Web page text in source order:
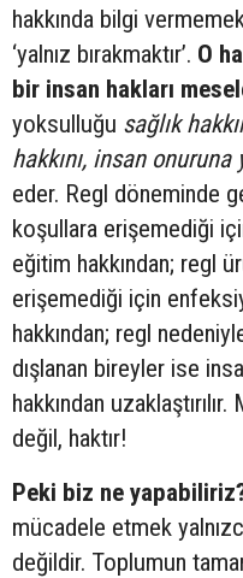
hakkında bilgi
‘yalnız bırakmaktır’. O
bir insan hakları
yoksulluğu sağlık
hakkını, insan onuruna
eder. Regl döneminde
koşullara erişemediği
eğitim hakkından; regl
erişemediği için
hakkından; regl
dışlanan bireyler ise
hakkından
değil, haktır!
Peki biz ne
mücadele etmek
değildir. Toplumun